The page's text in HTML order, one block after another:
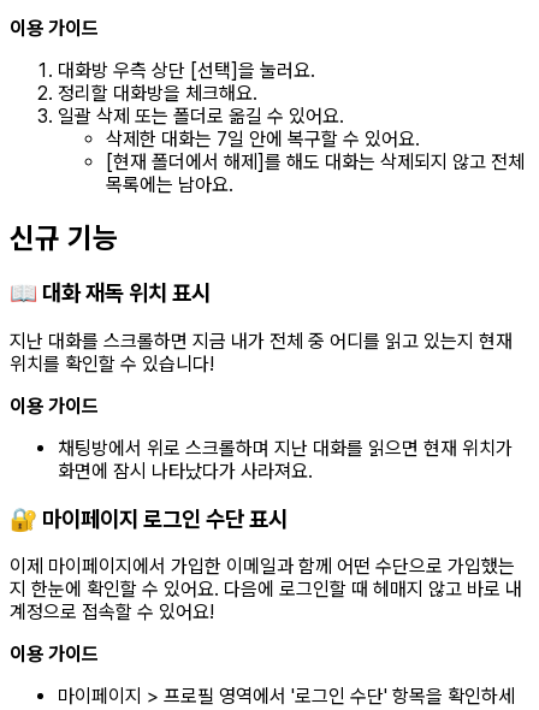
이용 가이드
대화방 우측 상단 [선택]을 눌러요.
정리할 대화방을 체크해요.
일괄 삭제 또는 폴더로 옮길 수 있어요.
삭제한 대화는 7일 안에 복구할 수 있어요.
[현재 폴더에서 해제]를 해도 대화는 삭제되지 않고 전체
목록에는 남아요.
신규 기능
📖 대화 재독 위치 표시
지난 대화를 스크롤하면 지금 내가 전체 중 어디를 읽고 있는지 현재
위치를 확인할 수 있습니다!
이용 가이드
채팅방에서 위로 스크롤하며 지난 대화를 읽으면 현재 위치가
화면에 잠시 나타났다가 사라져요.
🔐 마이페이지 로그인 수단 표시
이제 마이페이지에서 가입한 이메일과 함께 어떤 수단으로 가입했는
지 한눈에 확인할 수 있어요. 다음에 로그인할 때 헤매지 않고 바로 내
계정으로 접속할 수 있어요!
이용 가이드
마이페이지 > 프로필 영역에서 '로그인 수단' 항목을 확인하세